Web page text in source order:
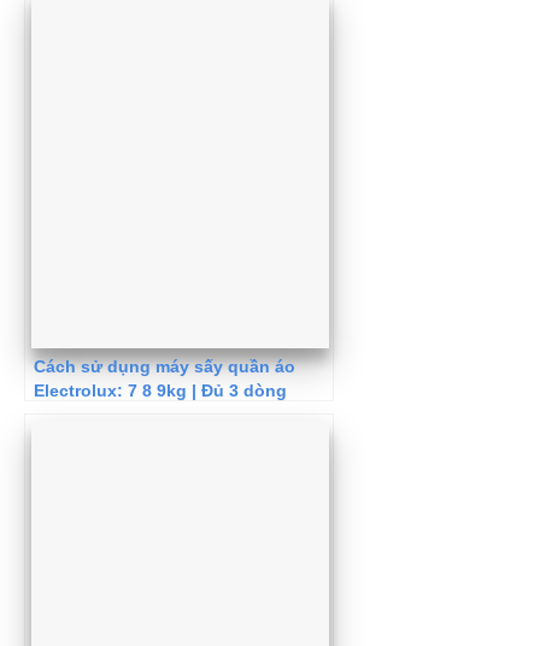
Cách sử dụng máy sấy quần áo
Electrolux: 7 8 9kg | Đủ 3 dòng